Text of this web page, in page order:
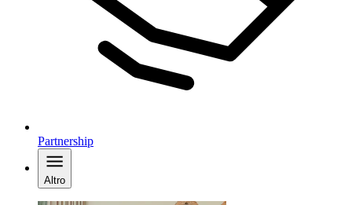
Partnership
Altro